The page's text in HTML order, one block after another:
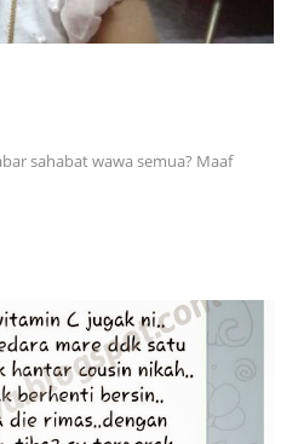
sahabat wawa semua? Maaf